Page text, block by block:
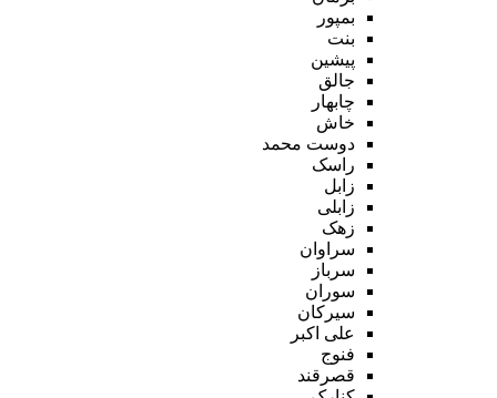
بمپور
بنت
پیشین
جالق
چابهار
خاش
دوست محمد
راسک
زابل
زابلی
زهک
سراوان
سرباز
سوران
سیرکان
علی اکبر
فنوج
قصرقند